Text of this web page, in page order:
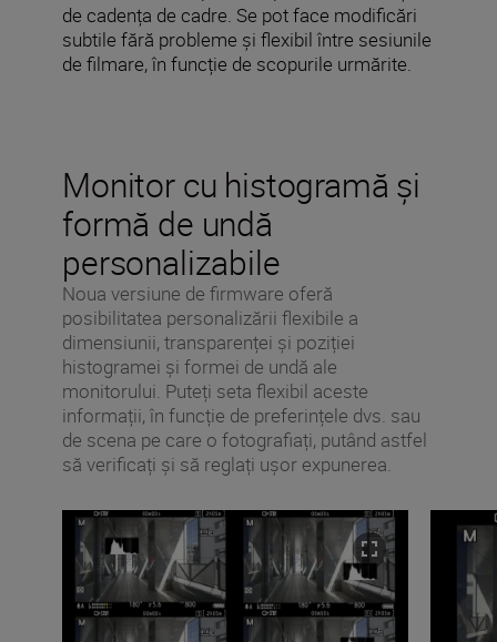
de cadența de cadre. Se pot face modificări
subtile fără probleme și flexibil între sesiunile
de filmare, în funcție de scopurile urmărite.
Monitor cu histogramă și
formă de undă
personalizabile
Noua versiune de firmware oferă
posibilitatea personalizării flexibile a
dimensiunii, transparenței și poziției
histogramei și formei de undă ale
monitorului. Puteți seta flexibil aceste
informații, în funcție de preferințele dvs. sau
de scena pe care o fotografiați, putând astfel
să verificați și să reglați ușor expunerea.